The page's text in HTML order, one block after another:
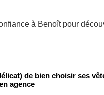
à Benoît pour
de bien choisir ses
agence